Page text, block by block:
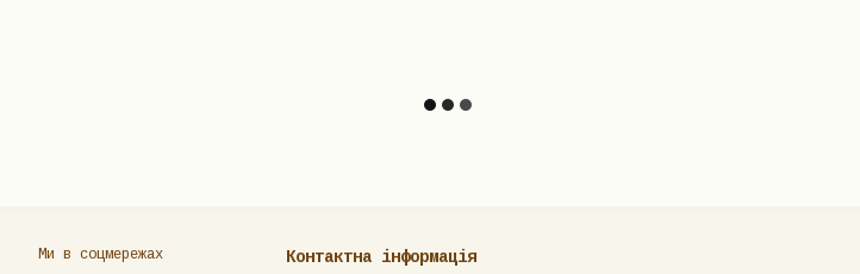
Ми в соцмережах Контактна інформація